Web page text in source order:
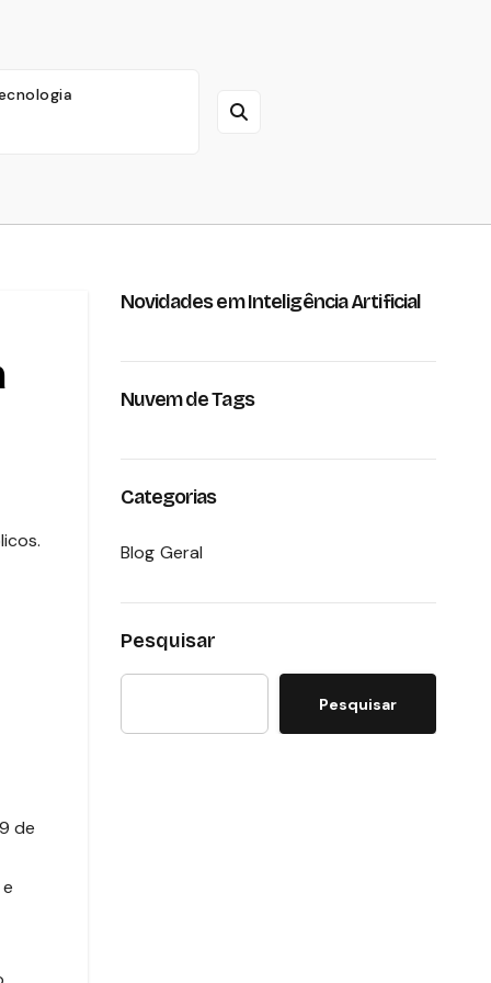
de
Novidades em Inteligência Artificial
Nuvem de Tags
Categorias
Blog Geral
Pesquisar
Pesquisar